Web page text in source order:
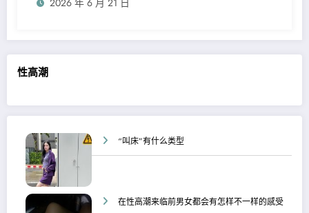
性高潮
“叫床”有什么类型
在性高潮来临前男女都会有怎样不一样的感受